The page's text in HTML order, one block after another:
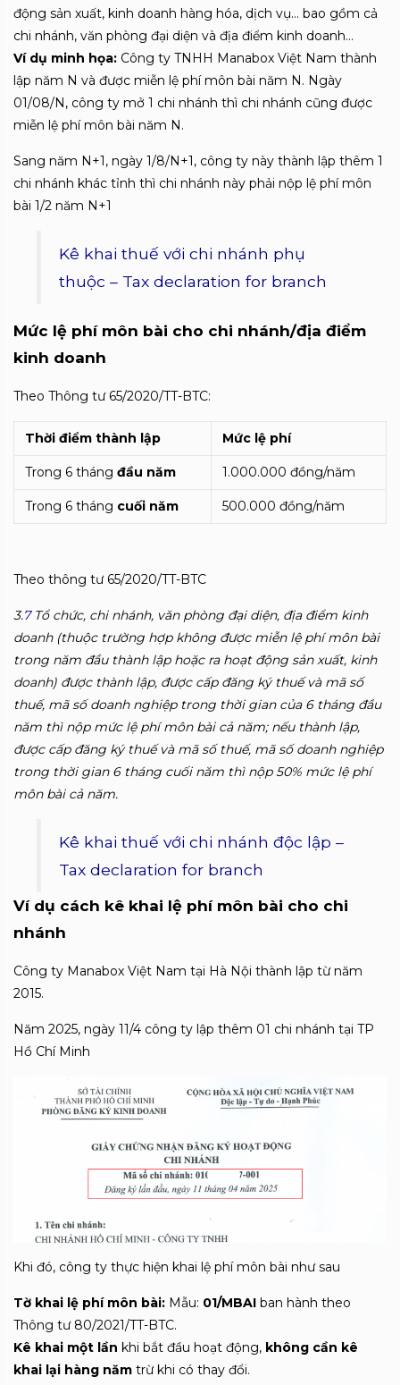
động sản xuất, kinh doanh hàng hóa, dịch vụ… bao gồm cả
chi nhánh, văn phòng đại diện và địa điểm kinh doanh…
Ví dụ minh họa: Công ty TNHH Manabox Việt Nam thành
lập năm N và được miễn lệ phí môn bài năm N. Ngày
01/08/N, công ty mở 1 chi nhánh thì chi nhánh cũng được
miễn lệ phí môn bài năm N.
Sang năm N+1, ngày 1/8/N+1, công ty này thành lập thêm 1
chi nhánh khác tỉnh thì chi nhánh này phải nộp lệ phí môn
bài 1/2 năm N+1
Kê khai thuế với chi nhánh phụ
thuộc – Tax declaration for branch
Mức lệ phí môn bài cho chi nhánh/địa điểm
kinh doanh
Theo Thông tư 65/2020/TT-BTC:
Thời điểm thành lập Mức lệ phí
Trong 6 tháng đầu năm 1.000.000 đồng/năm
Trong 6 tháng cuối năm 500.000 đồng/năm
Theo thông tư 65/2020/TT-BTC
3.7Tổ chức, chi nhánh, văn phòng đại diện, địa điểm kinh
doanh (thuộc trường hợp không được miễn lệ phí môn bài
trong năm đầu thành lập hoặc ra hoạt động sản xuất, kinh
doanh) được thành lập, được cấp đăng ký thuế và mã số
thuế, mã số doanh nghiệp trong thời gian của 6 tháng đầu
năm thì nộp mức lệ phí môn bài cả năm; nếu thành lập,
được cấp đăng ký thuế và mã số thuế, mã số doanh nghiệp
trong thời gian 6 tháng cuối năm thì nộp 50% mức lệ phí
môn bài cả năm.
Kê khai thuế với chi nhánh độc lập –
Tax declaration for branch
Ví dụ cách kê khai lệ phí môn bài cho chi
nhánh
Công ty Manabox Việt Nam tại Hà Nội thành lập từ năm
2015.
Năm 2025, ngày 11/4 công ty lập thêm 01 chi nhánh tại TP
Hồ Chí Minh
Khi đó, công ty thực hiện khai lệ phí môn bài như sau
Tờ khai lệ phí môn bài: Mẫu: 01/MBAI ban hành theo
Thông tư 80/2021/TT-BTC.
Kê khai một lần khi bắt đầu hoạt động, không cần kê
khai lại hàng năm trừ khi có thay đổi.